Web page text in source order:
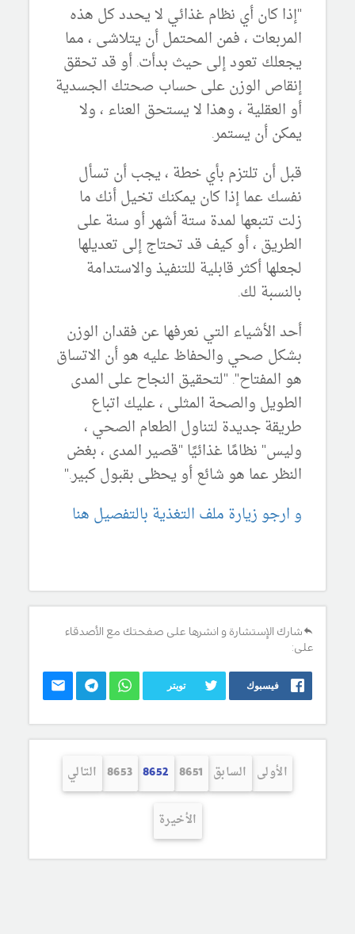
"إذا كان أي نظام غذائي لا يحدد كل هذه
المربعات ، فمن المحتمل أن يتلاشى ، مما
يجعلك تعود إلى حيث بدأت. أو قد تحقق
إنقاص الوزن على حساب صحتك الجسدية
أو العقلية ، وهذا لا يستحق العناء ، ولا
يمكن أن يستمر.
قبل أن تلتزم بأي خطة ، يجب أن تسأل
نفسك عما إذا كان يمكنك تخيل أنك ما
زلت تتبعها لمدة ستة أشهر أو سنة على
الطريق ، أو كيف قد تحتاج إلى تعديلها
لجعلها أكثر قابلية للتنفيذ والاستدامة
بالنسبة لك.
أحد الأشياء التي نعرفها عن فقدان الوزن
بشكل صحي والحفاظ عليه هو أن الاتساق
هو المفتاح". "لتحقيق النجاح على المدى
الطويل والصحة المثلى ، عليك اتباع
طريقة جديدة لتناول الطعام الصحي ،
وليس" نظامًا غذائيًا "قصير المدى ، بغض
النظر عما هو شائع أو يحظى بقبول كبير."
و ارجو زيارة ملف التغذية بالتفصيل هنا
شارك الإستشارة و انشرها على صفحتك مع الأصدقاء
على:
فيسبوك تويتر
الأولى السابق 8651
8652
8653 التالي
الأخيرة